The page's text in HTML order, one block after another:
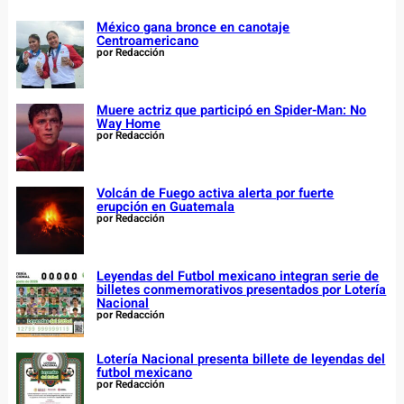
México gana bronce en canotaje
Centroamericano
por Redacción
Muere actriz que participó en Spider-Man: No
Way Home
por Redacción
Volcán de Fuego activa alerta por fuerte
erupción en Guatemala
por Redacción
Leyendas del Futbol mexicano integran serie de
billetes conmemorativos presentados por Lotería
Nacional
por Redacción
Lotería Nacional presenta billete de leyendas del
futbol mexicano
por Redacción